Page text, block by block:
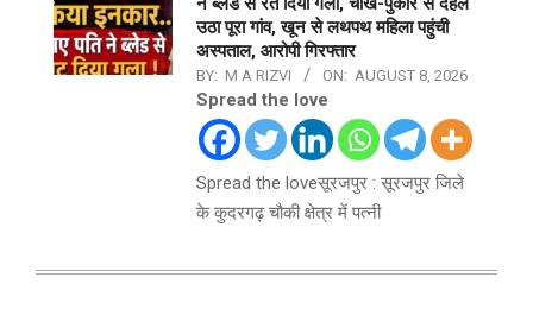
उठा पूरा गांव, खून से लथपथ महिला पहुंची
अस्पताल, आरोपी गिरफ्तार
BY: M A RIZVI ON: AUGUST 8, 2026
Spread the love
Spread the loveसूरजपुर : सूरजपुर जिले
के कुदरगढ़ चौकी क्षेत्र में पत्नी